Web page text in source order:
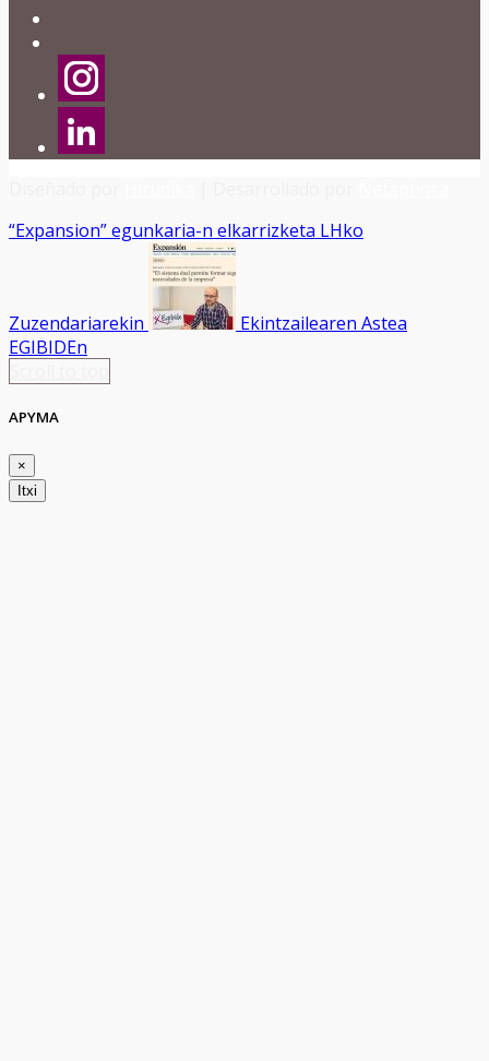
“Expansion” egunkaria-n elkarrizketa LHko
Zuzendariarekin
Ekintzailearen Astea
EGIBIDEn
APYMA
×
Itxi